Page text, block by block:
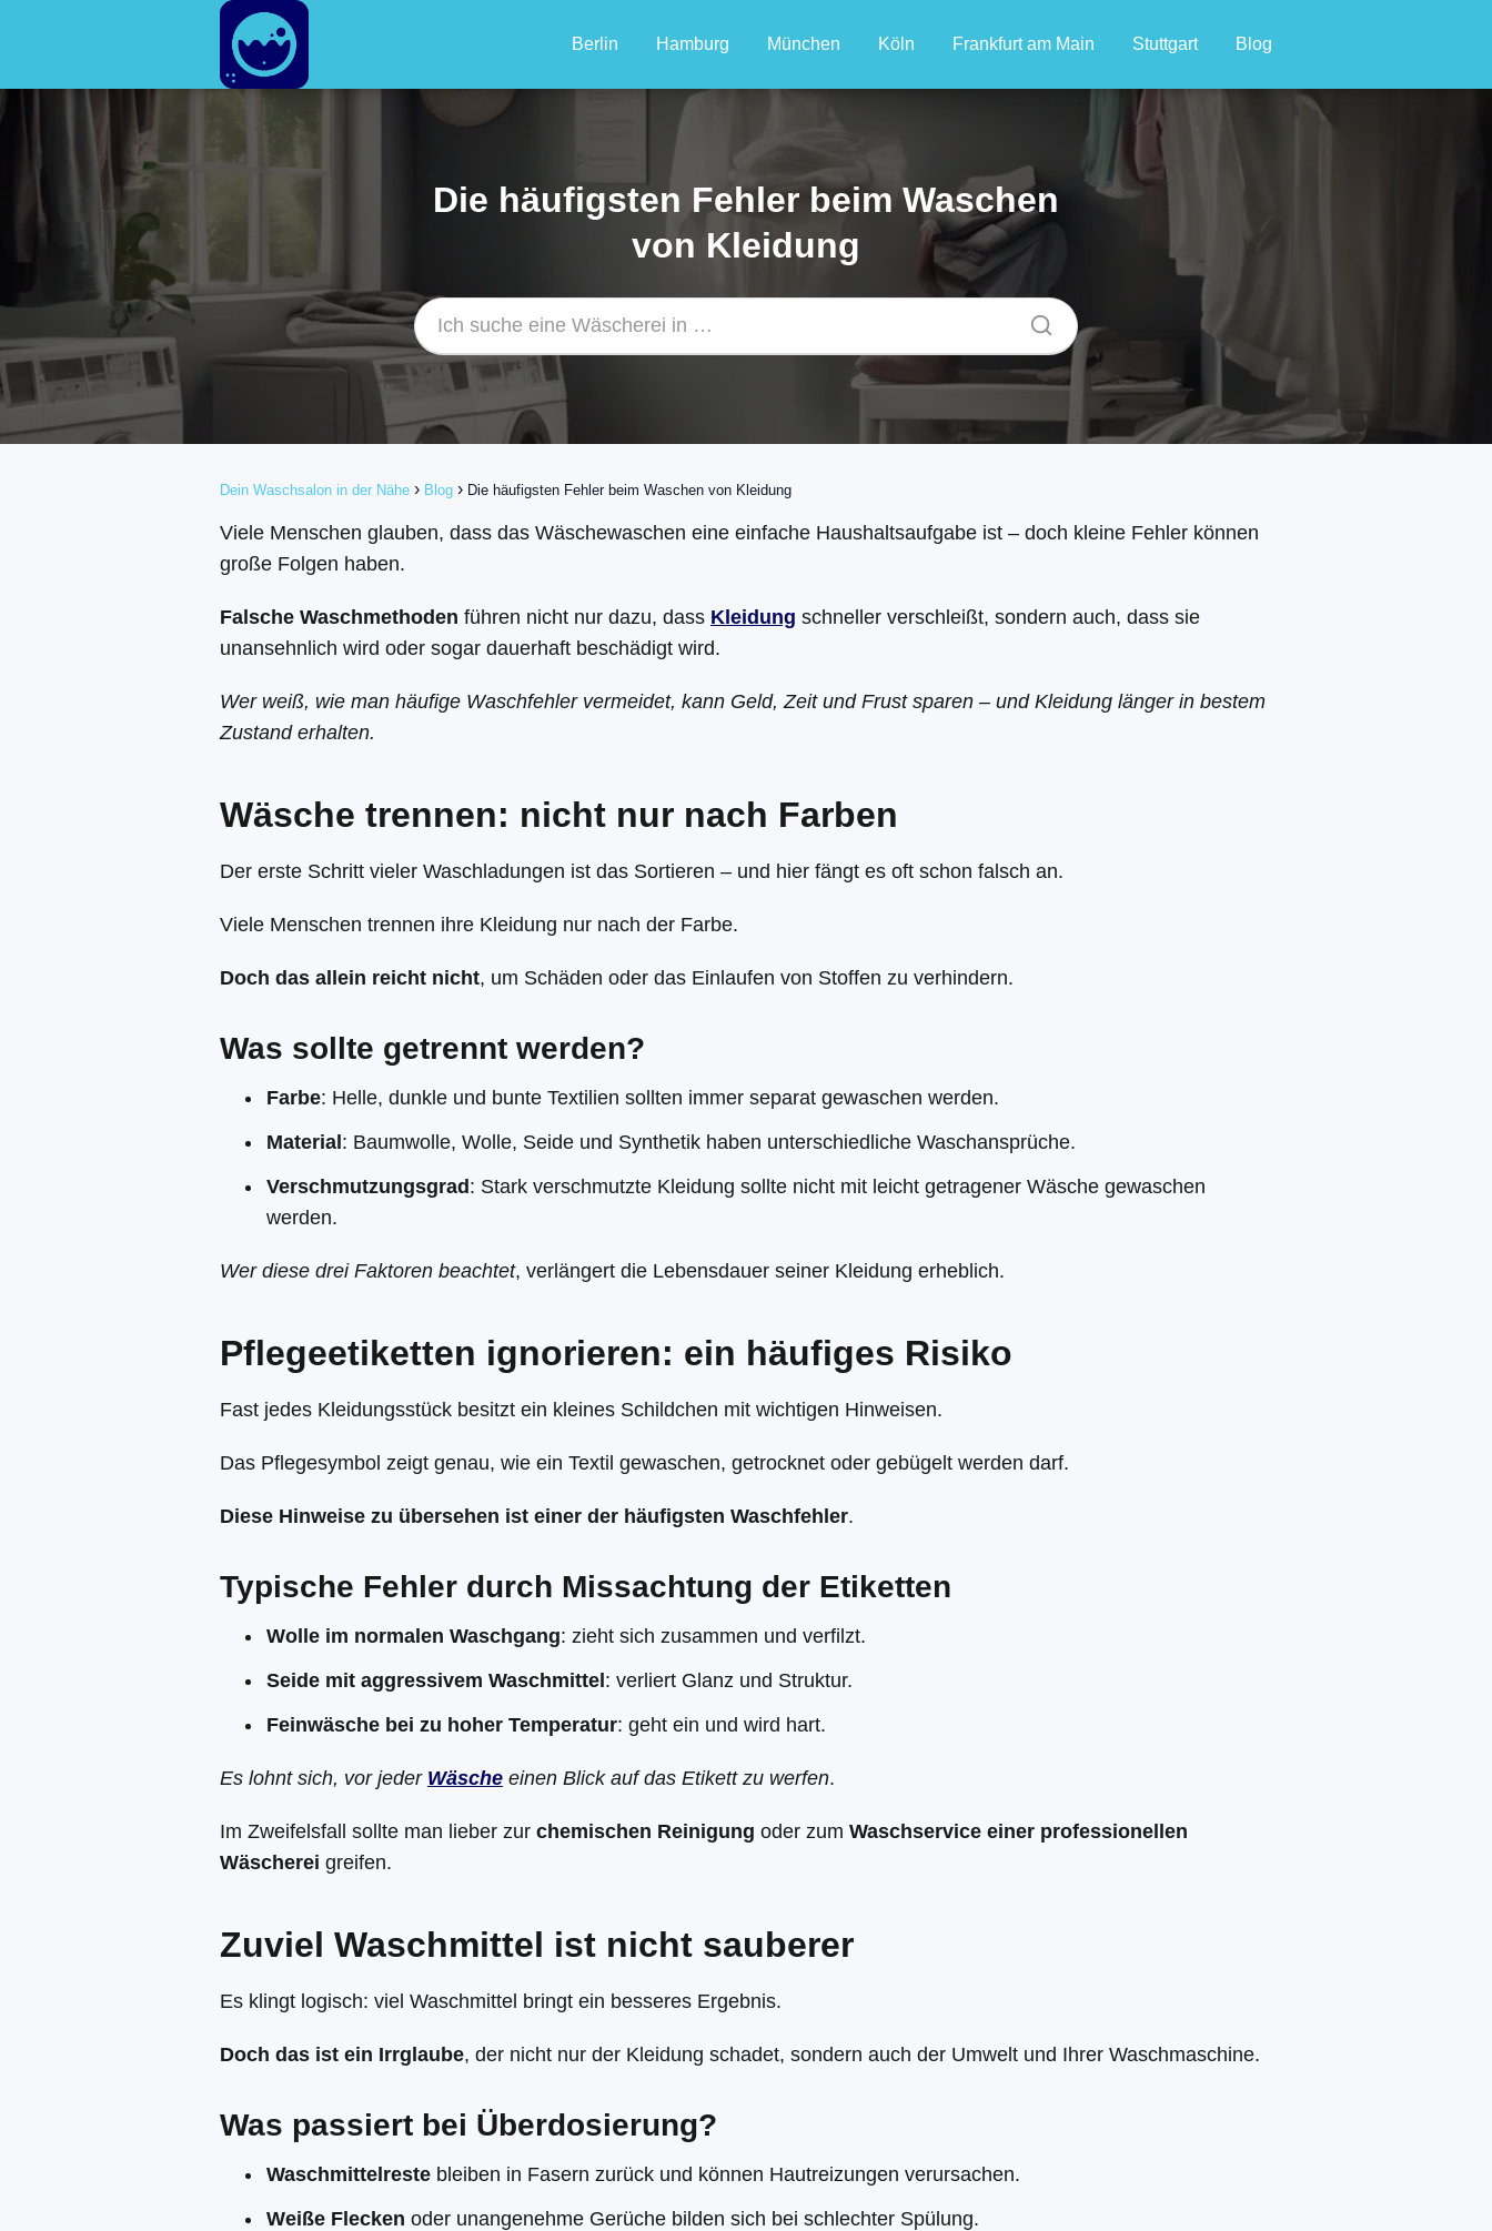
Berlin Hamburg München Köln Frankfurt am Main Stuttgart Blog
Die häufigsten Fehler beim Waschen
von Kleidung
Dein Waschsalon in der Nähe Blog Die häufigsten Fehler beim Waschen von Kleidung
Viele Menschen glauben, dass das Wäschewaschen eine einfache Haushaltsaufgabe ist – doch kleine Fehler können
große Folgen haben.
Falsche Waschmethoden führen nicht nur dazu, dass Kleidung schneller verschleißt, sondern auch, dass sie
unansehnlich wird oder sogar dauerhaft beschädigt wird.
Wer weiß, wie man häufige Waschfehler vermeidet, kann Geld, Zeit und Frust sparen – und Kleidung länger in bestem
Zustand erhalten.
Wäsche trennen: nicht nur nach Farben
Der erste Schritt vieler Waschladungen ist das Sortieren – und hier fängt es oft schon falsch an.
Viele Menschen trennen ihre Kleidung nur nach der Farbe.
Doch das allein reicht nicht, um Schäden oder das Einlaufen von Stoffen zu verhindern.
Was sollte getrennt werden?
Farbe: Helle, dunkle und bunte Textilien sollten immer separat gewaschen werden.
Material : Baumwolle, Wolle, Seide und Synthetik haben unterschiedliche Waschansprüche.
Verschmutzungsgrad : Stark verschmutzte Kleidung sollte nicht mit leicht getragener Wäsche gewaschen
werden.
Wer diese drei Faktoren beachtet, verlängert die Lebensdauer seiner Kleidung erheblich.
Pflegeetiketten ignorieren: ein häufiges Risiko
Fast jedes Kleidungsstück besitzt ein kleines Schildchen mit wichtigen Hinweisen.
Das Pflegesymbol zeigt genau, wie ein Textil gewaschen, getrocknet oder gebügelt werden darf.
Diese Hinweise zu übersehen ist einer der häufigsten Waschfehler.
Typische Fehler durch Missachtung der Etiketten
Wolle im normalen Waschgang: zieht sich zusammen und verfilzt.
Seide mit aggressivem Waschmittel : verliert Glanz und Struktur.
Feinwäsche bei zu hoher Temperatur: geht ein und wird hart.
Es lohnt sich, vor jeder Wäsche einen Blick auf das Etikett zu werfen.
Im Zweifelsfall sollte man lieber zur chemischen Reinigung oder zum Waschservice einer professionellen
Wäscherei greifen.
Zuviel Waschmittel ist nicht sauberer
Es klingt logisch: viel Waschmittel bringt ein besseres Ergebnis.
Doch das ist ein Irrglaube, der nicht nur der Kleidung schadet, sondern auch der Umwelt und Ihrer Waschmaschine.
Was passiert bei Überdosierung?
Waschmittelreste bleiben in Fasern zurück und können Hautreizungen verursachen.
Weiße Flecken oder unangenehme Gerüche bilden sich bei schlechter Spülung.